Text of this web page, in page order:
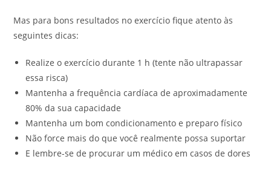
Mas para bons resultados no exercício fique atento às
seguintes dicas:
Realize o exercício durante 1 h (tente não ultrapassar
essa risca)
Mantenha a frequência cardíaca de aproximadamente
80% da sua capacidade
Mantenha um bom condicionamento e preparo físico
Não force mais do que você realmente possa suportar
E lembre-se de procurar um médico em casos de dores